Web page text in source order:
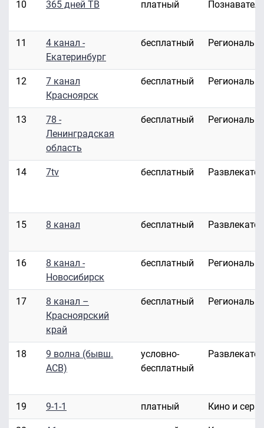
10 365 дней ТВ платный
11
4 канал -
Екатеринбург
бесплатный
12
7 канал
Красноярск
бесплатный
13
78 -
Ленинградская
область
бесплатный
14 7tv бесплатный
15 8 канал бесплатный
16
8 канал -
Новосибирск
бесплатный
17
8 канал –
Красноярский
край
бесплатный
18
9 волна (бывш.
АСВ)
условно-
бесплатный
19 9-1-1 платный Кино и